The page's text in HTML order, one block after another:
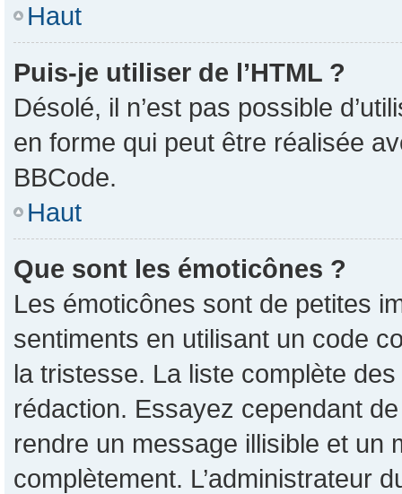
Haut
Puis-je utiliser de l’HTML ?
Désolé, il n’est pas possible
en forme qui peut être réalisée
BBCode.
Haut
Que sont les émoticônes ?
Les émoticônes sont de petites
sentiments en utilisant un code
la tristesse. La liste complète
rédaction. Essayez cependant
rendre un message illisible et un
complètement. L’administrateur